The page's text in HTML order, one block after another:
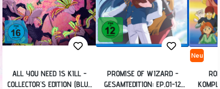
ALL YOU NEED IS KILL -
COLLECTOR'S EDITION (BLU-
PROMISE OF WIZARD -
GESAMTEDITION: EP.01-12
Neu